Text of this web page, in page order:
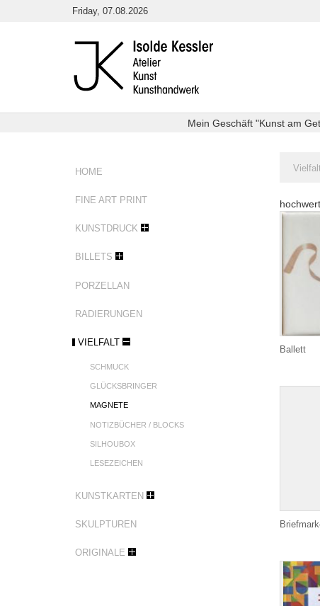
Friday, 07.08.2026
Mein Geschäft "Kunst am
HOME
FINE ART PRINT
KUNSTDRUCK
BILLETS
PORZELLAN
RADIERUNGEN
VIELFALT
SCHMUCK
GLÜCKSBRINGER
MAGNETE
NOTIZBÜCHER / BLOCKS
SILHOUBOX
LESEZEICHEN
KUNSTKARTEN
SKULPTUREN
ORIGINALE
Sie
Magnete
Ballett